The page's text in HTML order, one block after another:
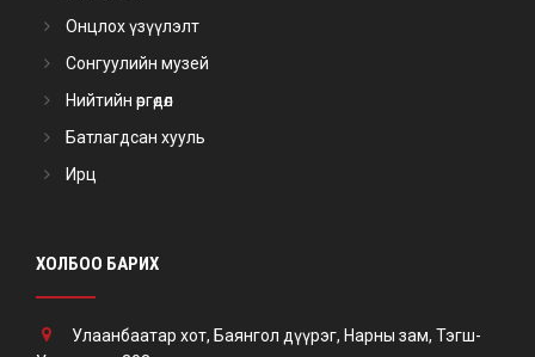
Онцлох үзүүлэлт
Сонгуулийн музей
Нийтийн өргөдөл
Батлагдсан хууль
Ирц
ХОЛБОО БАРИХ
Улаанбаатар хот, Баянгол дүүрэг, Нарны зам, Тэгш-